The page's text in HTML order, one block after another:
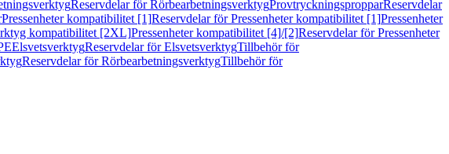
Reservdelar för RörbearbetningsverktygProvtryckningspropparReservdelar
Pressenheter kompatibilitet [1]Reservdelar för Pressenheter kompatibilitet [1]Pressenheter
kompatibilitet [2XL]Pressenheter kompatibilitet [4]/[2]Reservdelar för Pressenheter
ElsvetsverktygReservdelar för ElsvetsverktygTillbehör för
Reservdelar för RörbearbetningsverktygTillbehör för